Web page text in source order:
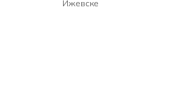
Ижевске